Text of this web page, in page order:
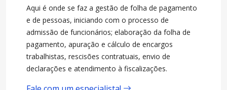
Aqui é onde se faz a gestão de folha de pagamento
e de pessoas, iniciando com o processo de
admissão de funcionários; elaboração da folha de
pagamento, apuração e cálculo de encargos
trabalhistas, rescisões contratuais, envio de
declarações e atendimento à fiscalizações.